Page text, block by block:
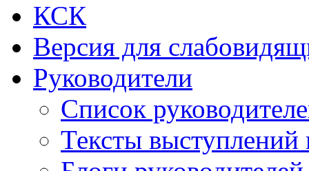
КСК
Версия для
Руководители
Список
Тексты выступлений